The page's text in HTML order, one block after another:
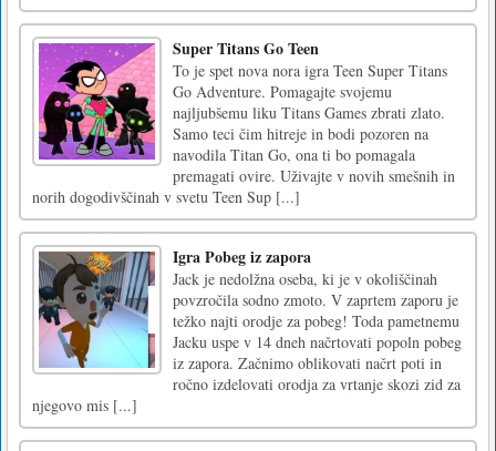
Super Titans Go Teen
To je spet nova nora igra Teen Super Titans
Go Adventure. Pomagajte svojemu
najljubšemu liku Titans Games zbrati zlato.
Samo teci čim hitreje in bodi pozoren na
navodila Titan Go, ona ti bo pomagala
premagati ovire. Uživajte v novih smešnih in
norih dogodivščinah v svetu Teen Sup [...]
Igra Pobeg iz zapora
Jack je nedolžna oseba, ki je v okoliščinah
povzročila sodno zmoto. V zaprtem zaporu je
težko najti orodje za pobeg! Toda pametnemu
Jacku uspe v 14 dneh načrtovati popoln pobeg
iz zapora. Začnimo oblikovati načrt poti in
ročno izdelovati orodja za vrtanje skozi zid za
njegovo mis [...]